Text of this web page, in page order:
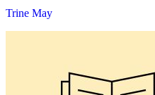
Trine May